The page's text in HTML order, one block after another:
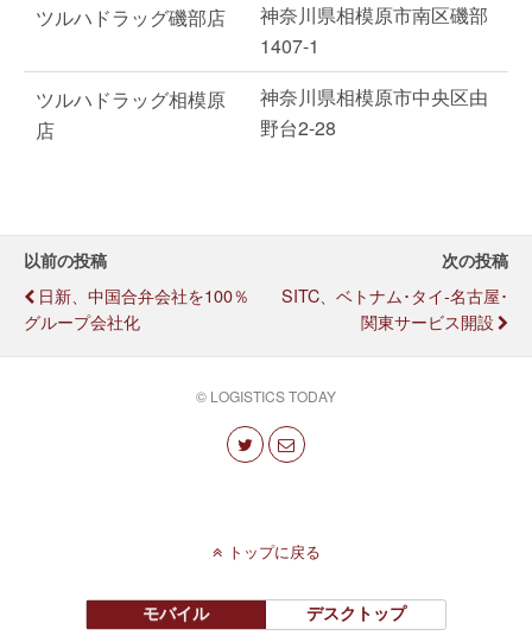
ツルハドラッグ磯部店
神奈川県相模原市南区磯部
1407-1
ツルハドラッグ相模原
店
神奈川県相模原市中央区由
野台2-28
以前の投稿
日新、中国合弁会社を100％
グループ会社化
次の投稿
SITC、ベトナム･タイ-名古屋･
関東サービス開設
© LOGISTICS TODAY
トップに戻る
モバイル デスクトップ